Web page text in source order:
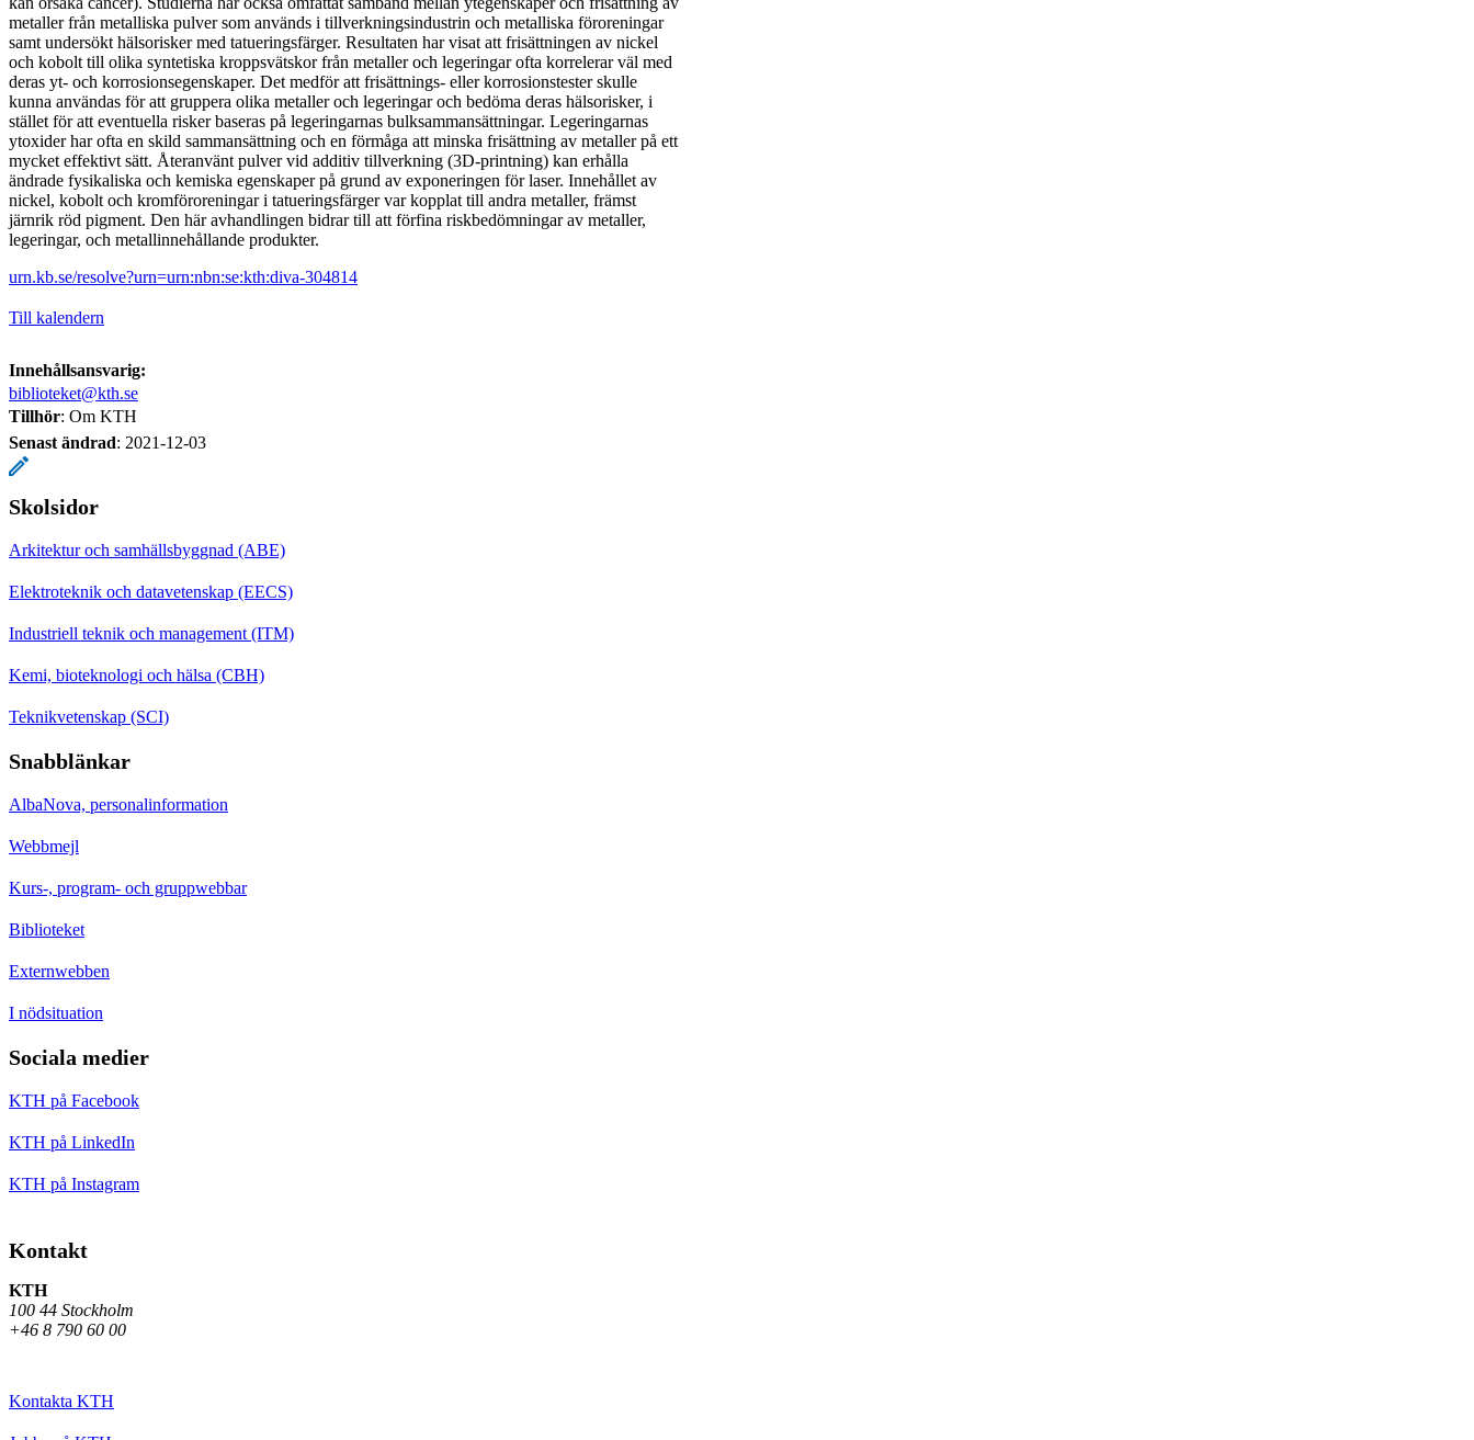
metaller från metalliska pulver som används i tillverkningsindustrin och metalliska föroreningar
samt undersökt hälsorisker med tatueringsfärger. Resultaten har visat att frisättningen av nickel
och kobolt till olika syntetiska kroppsvätskor från metaller och legeringar ofta korrelerar väl med
deras yt- och korrosionsegenskaper. Det medför att frisättnings- eller korrosionstester skulle
kunna användas för att gruppera olika metaller och legeringar och bedöma deras hälsorisker, i
stället för att eventuella risker baseras på legeringarnas bulksammansättningar. Legeringarnas
ytoxider har ofta en skild sammansättning och en förmåga att minska frisättning av metaller på ett
mycket effektivt sätt. Återanvänt pulver vid additiv tillverkning (3D-printning) kan erhålla
ändrade fysikaliska och kemiska egenskaper på grund av exponeringen för laser. Innehållet av
nickel, kobolt och kromföroreningar i tatueringsfärger var kopplat till andra metaller, främst
järnrik röd pigment. Den här avhandlingen bidrar till att förfina riskbedömningar av metaller,
legeringar, och metallinnehållande produkter.
urn.kb.se/resolve?urn=urn:nbn:se:kth:diva-304814
Till kalendern
Innehållsansvarig:
biblioteket@kth.se
Tillhör: Om KTH
Senast ändrad: 2021-12-03
Skolsidor
Arkitektur och samhällsbyggnad (ABE)
Elektroteknik och datavetenskap (EECS)
Industriell teknik och management (ITM)
Kemi, bioteknologi och hälsa (CBH)
Teknikvetenskap (SCI)
Snabblänkar
AlbaNova, personalinformation
Webbmejl
Kurs-, program- och gruppwebbar
Biblioteket
Externwebben
I nödsituation
Sociala medier
KTH på Facebook
KTH på LinkedIn
KTH på Instagram
Kontakt
KTH
100 44 Stockholm
+46 8 790 60 00
Kontakta KTH